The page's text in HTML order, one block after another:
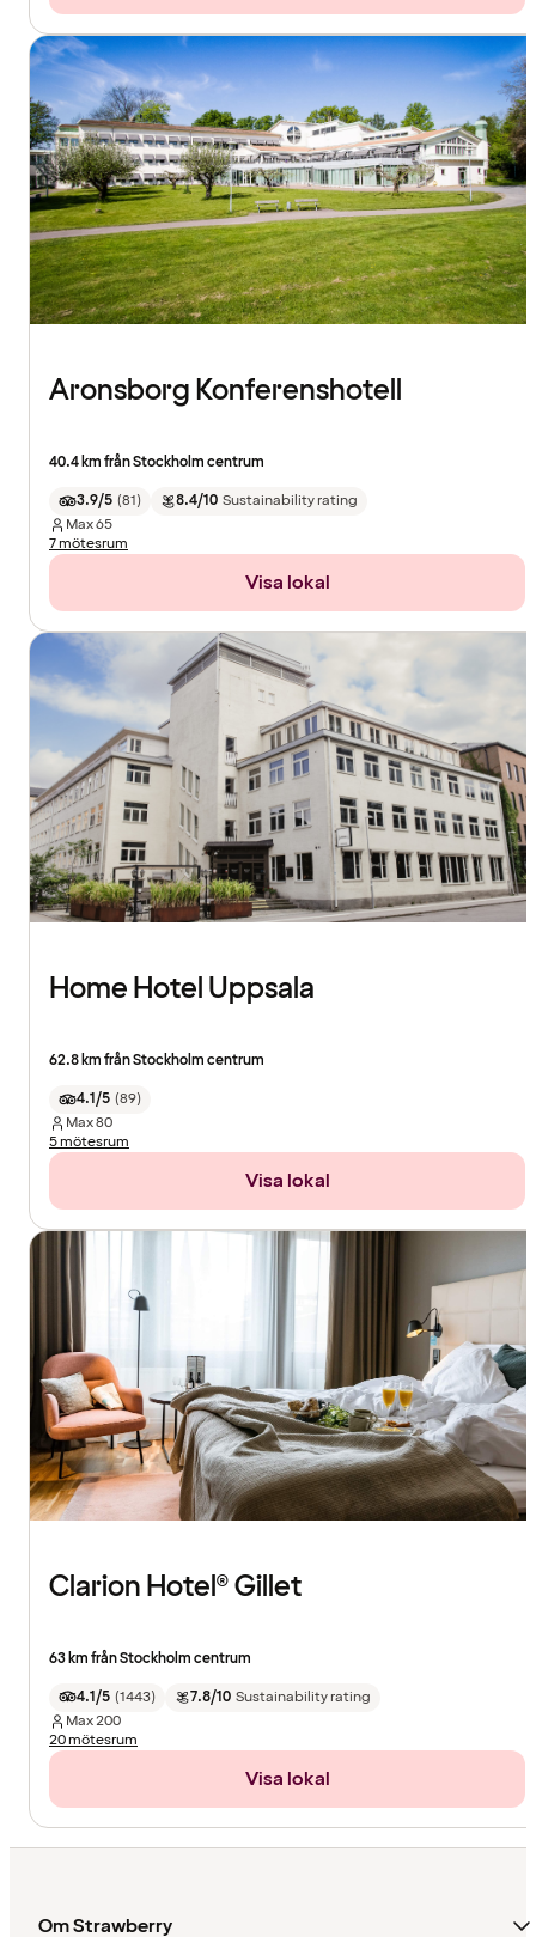
Aronsborg Konferenshotell
40.4 km från Stockholm centrum
3.9/5 (81) 8.4/10 Sustainability rating
Max65
7 mötesrum
Visa lokal
Home Hotel Uppsala
62.8 km från Stockholm centrum
4.1/5 (89)
Max80
5 mötesrum
Visa lokal
Clarion Hotel® Gillet
63 km från Stockholm centrum
4.1/5 (1443) 7.8/10 Sustainability rating
Max200
20 mötesrum
Visa lokal
Om Strawberry